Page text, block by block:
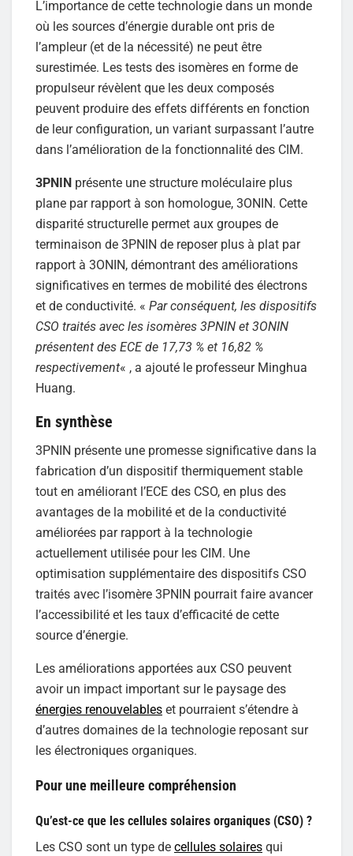
L’importance de cette technologie dans un monde
où les sources d’énergie durable ont pris de
l’ampleur (et de la nécessité) ne peut être
surestimée. Les tests des isomères en forme de
propulseur révèlent que les deux composés
peuvent produire des effets différents en fonction
de leur configuration, un variant surpassant l’autre
dans l’amélioration de la fonctionnalité des CIM.
3PNIN présente une structure moléculaire plus
plane par rapport à son homologue, 3ONIN. Cette
disparité structurelle permet aux groupes de
terminaison de 3PNIN de reposer plus à plat par
rapport à 3ONIN, démontrant des améliorations
significatives en termes de mobilité des électrons
et de conductivité. « Par conséquent, les dispositifs
CSO traités avec les isomères 3PNIN et 3ONIN
présentent des ECE de 17,73 % et 16,82 %
respectivement« , a ajouté le professeur Minghua
Huang.
En synthèse
3PNIN présente une promesse significative dans la
fabrication d’un dispositif thermiquement stable
tout en améliorant l’ECE des CSO, en plus des
avantages de la mobilité et de la conductivité
améliorées par rapport à la technologie
actuellement utilisée pour les CIM. Une
optimisation supplémentaire des dispositifs CSO
traités avec l’isomère 3PNIN pourrait faire avancer
l’accessibilité et les taux d’efficacité de cette
source d’énergie.
Les améliorations apportées aux CSO peuvent
avoir un impact important sur le paysage des
énergies renouvelables et pourraient s’étendre à
d’autres domaines de la technologie reposant sur
les électroniques organiques.
Pour une meilleure compréhension
Qu’est-ce que les cellules solaires organiques (CSO) ?
Les CSO sont un type de cellules solaires qui